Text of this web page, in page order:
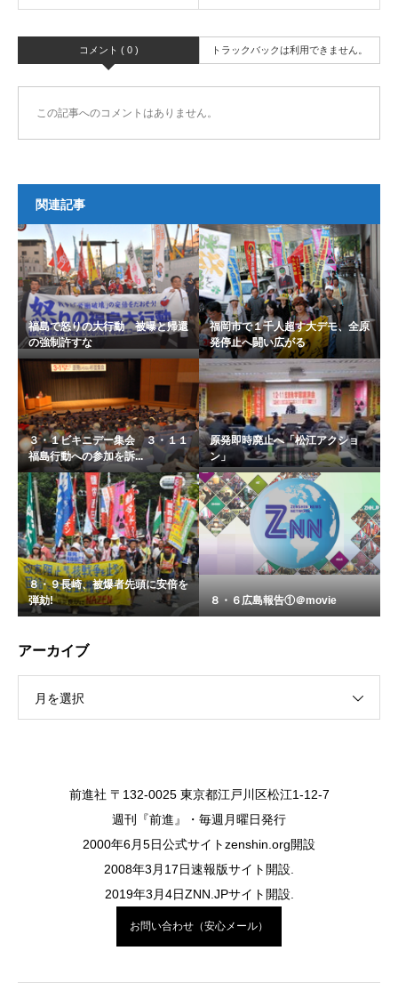
コメント ( 0 ) トラックバックは利用できません。
この記事へのコメントはありません。
関連記事
福島で怒りの大行動 被曝と帰還
の強制許すな
福岡市で１千人超す大デモ、全原
発停止へ闘い広がる
３・１ビキニデー集会 ３・１１
福島行動への参加を訴...
原発即時廃止へ「松江アクショ
ン」
８・９長崎、被爆者先頭に安倍を
弾劾!
８・６広島報告①＠movie
アーカイブ
月を選択
前進社 〒132-0025 東京都江戸川区松江1-12-7
週刊『前進』・毎週月曜日発行
2000年6月5日公式サイトzenshin.org開設
2008年3月17日速報版サイト開設.
2019年3月4日ZNN.JPサイト開設.
お問い合わせ（安心メール）